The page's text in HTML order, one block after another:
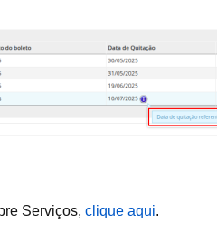
Serviços, clique aqui.